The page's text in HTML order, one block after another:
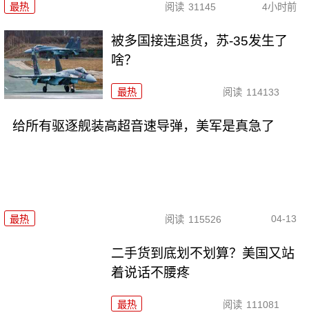
最热 阅读 31145 4小时前
被多国接连退货，苏-35发生了
啥？
最热 阅读 114133
给所有驱逐舰装高超音速导弹，美军是真急了
最热 阅读 115526 04-13
二手货到底划不划算？美国又站
着说话不腰疼
最热 阅读 111081